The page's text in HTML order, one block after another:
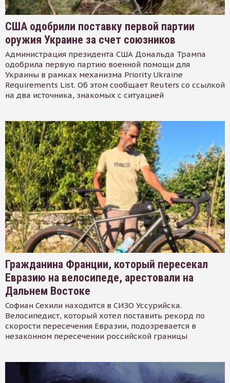
США одобрили поставку первой партии
оружия Украине за счет союзников
Администрация президента США Дональда Трампа
одобрила первую партию военной помощи для
Украины в рамках механизма Priority Ukraine
Requirements List. Об этом сообщает Reuters со ссылкой
на два источника, знакомых с ситуацией
Гражданина Франции, который пересекал
Евразию на велосипеде, арестовали на
Дальнем Востоке
Софиан Сехили находится в СИЗО Уссурийска.
Велосипедист, который хотел поставить рекорд по
скорости пересечения Евразии, подозревается в
незаконном пересечении российской границы